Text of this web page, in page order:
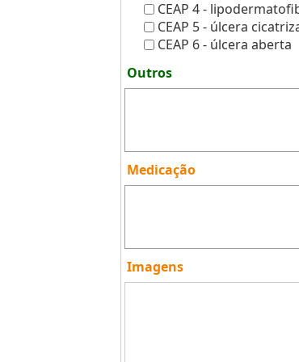
CEAP 4 -
CEAP 5 - úlcera
CEAP 6 - úlcera aberta
Outros
Medicação
Imagens